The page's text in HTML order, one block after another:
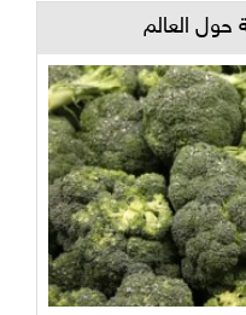
حول العالم